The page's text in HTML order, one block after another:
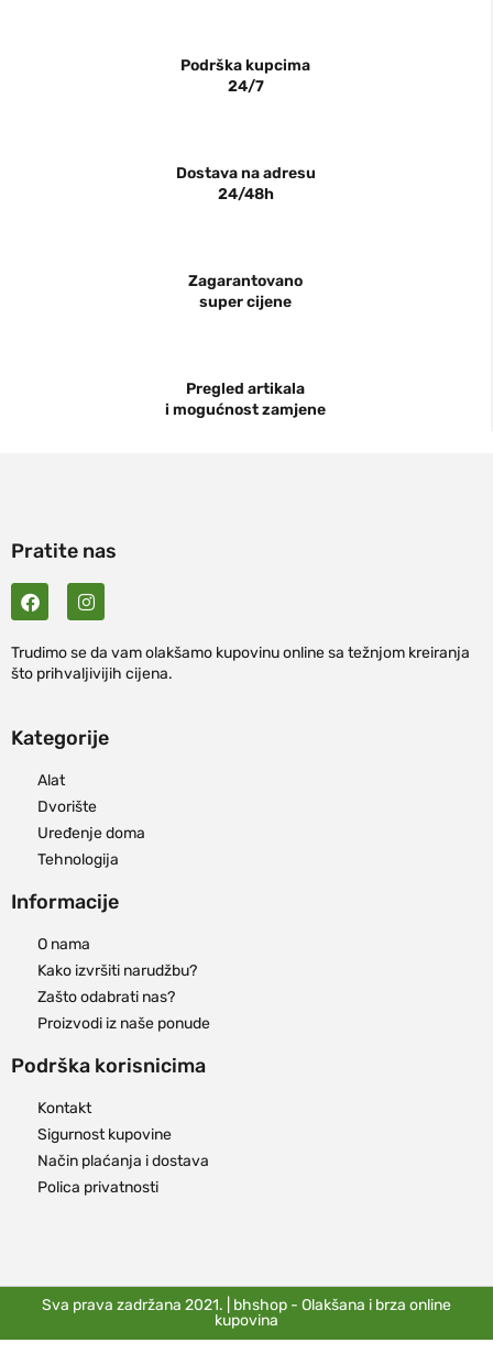
Podrška kupcima
24/7
Dostava na adresu
24/48h
Zagarantovano
super cijene
Pregled artikala
i mogućnost zamjene
Pratite nas
Trudimo se da vam olakšamo kupovinu online sa težnjom kreiranja
što prihvaljivijih cijena.
Kategorije
Alat
Dvorište
Uređenje doma
Tehnologija
Informacije
O nama
Kako izvršiti narudžbu?
Zašto odabrati nas?
Proizvodi iz naše ponude
Podrška korisnicima
Kontakt
Sigurnost kupovine
Način plaćanja i dostava
Polica privatnosti
Sva prava zadržana 2021. | bhshop - Olakšana i brza online
kupovina